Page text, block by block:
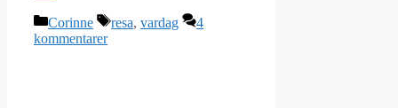
Kategorier
Corinne Etiketter
resa, vardag
4
kommentarer